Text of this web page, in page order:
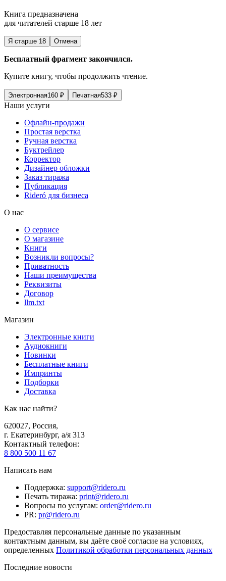
Книга предназначена
для читателей старше 18 лет
Я старше 18 Отмена
Бесплатный фрагмент закончился.
Купите книгу, чтобы продолжить чтение.
Электронная160 ₽ Печатная533 ₽
Наши услуги
Офлайн-продажи
Простая верстка
Ручная верстка
Буктрейлер
Корректор
Дизайнер обложки
Заказ тиража
Публикация
Rideró для бизнеса
О нас
О сервисе
О магазине
Книги
Возникли вопросы?
Приватность
Наши преимущества
Реквизиты
Договор
llm.txt
Магазин
Электронные книги
Аудиокниги
Новинки
Бесплатные книги
Импринты
Подборки
Доставка
Как нас найти?
620027, Россия,
г. Екатеринбург, а/я 313
Контактный телефон:
8 800 500 11 67
Написать нам
Поддержка: support@ridero.ru
Печать тиража: print@ridero.ru
Вопросы по услугам: order@ridero.ru
PR: pr@ridero.ru
Предоставляя персональные данные по указанным
контактным данным, вы даёте своё согласие на условиях,
определенных Политикой обработки персональных данных
Последние новости